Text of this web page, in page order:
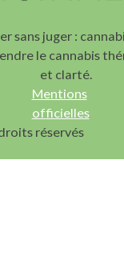
sans juger :
le cannabis
et clarté.
Mentions
officielles
réservés